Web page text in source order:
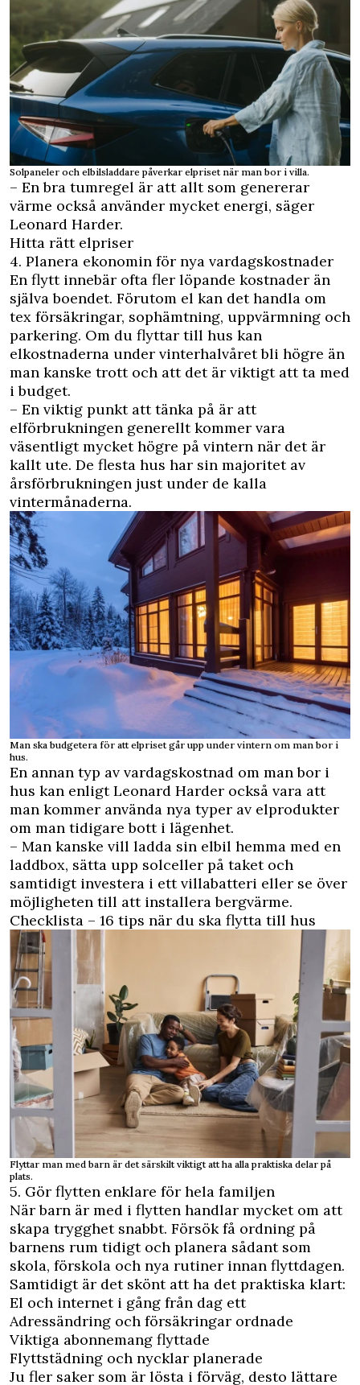
Solpaneler och elbilsladdare påverkar elpriset när man bor i villa.
– En bra tumregel är att allt som genererar
värme också använder mycket energi, säger
Leonard Harder.
Hitta rätt elpriser
4. Planera ekonomin för nya vardagskostnader
En flytt innebär ofta fler löpande kostnader än
själva boendet. Förutom el kan det handla om
tex försäkringar, sophämtning, uppvärmning och
parkering. Om du flyttar till hus kan
elkostnaderna under vinterhalvåret bli högre än
man kanske trott och att det är viktigt att ta med
i budget.
– En viktig punkt att tänka på är att
elförbrukningen generellt kommer vara
väsentligt mycket högre på vintern när det är
kallt ute. De flesta hus har sin majoritet av
årsförbrukningen just under de kalla
vintermånaderna.
Man ska budgetera för att elpriset går upp under vintern om man bor i
hus.
En annan typ av vardagskostnad om man bor i
hus kan enligt Leonard Harder också vara att
man kommer använda nya typer av elprodukter
om man tidigare bott i lägenhet.
– Man kanske vill ladda sin elbil hemma med en
laddbox, sätta upp solceller på taket och
samtidigt investera i ett villabatteri eller se över
möjligheten till att installera bergvärme.
Checklista – 16 tips när du ska flytta till hus
Flyttar man med barn är det särskilt viktigt att ha alla praktiska delar på
plats.
5. Gör flytten enklare för hela familjen
När barn är med i flytten handlar mycket om att
skapa trygghet snabbt. Försök få ordning på
barnens rum tidigt och planera sådant som
skola, förskola och nya rutiner innan flyttdagen.
Samtidigt är det skönt att ha det praktiska klart:
El och internet i gång från dag ett
Adressändring och försäkringar ordnade
Viktiga abonnemang flyttade
Flyttstädning och nycklar planerade
Ju fler saker som är lösta i förväg, desto lättare